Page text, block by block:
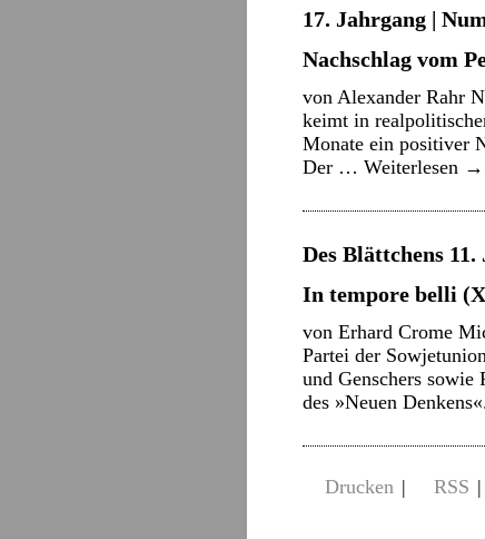
17. Jahrgang |
Nachschlag vom
von Alexander Rahr
keimt in
Monate ein positiver
Der … Weiterlesen →
Des Blättchens
In tempore belli
von Erhard Crome
Partei der
und Genschers sowie
des »Neuen
Drucken | RSS |